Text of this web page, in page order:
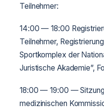
Teilnehmer:
14:00 — 18:00
Teilnehmer,
Sportkomplex der
Juristische Akademie”,
18:00 — 19:00 —
medizinischen